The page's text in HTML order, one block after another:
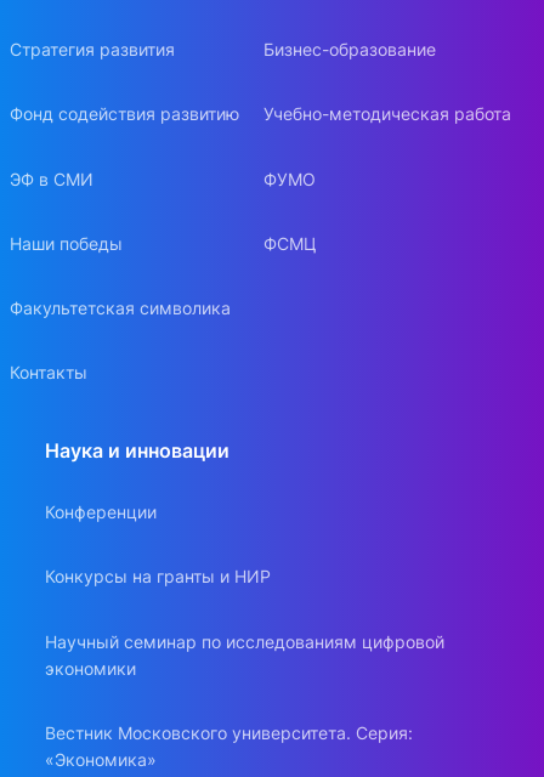
Стратегия развития
Фонд содействия развитию
ЭФ в СМИ
Наши победы
Факультетская символика
Контакты
Бизнес-образование
Учебно-методическая работа
ФУМО
ФСМЦ
Наука и инновации
Конференции
Конкурсы на гранты и НИР
Научный семинар по исследованиям цифровой
экономики
Вестник Московского университета. Серия:
«Экономика»